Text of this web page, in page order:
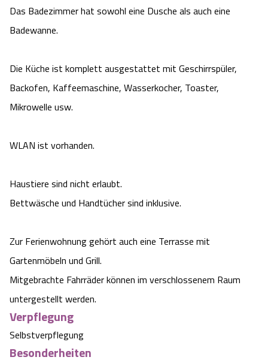
Ausflugsziele
Das Badezimmer hat sowohl eine Dusche als auch eine
Badewanne.
Die Küche ist komplett ausgestattet mit Geschirrspüler,
Backofen, Kaffeemaschine, Wasserkocher, Toaster,
Mikrowelle usw.
WLAN ist vorhanden.
Haustiere sind nicht erlaubt.
Bettwäsche und Handtücher sind inklusive.
Zur Ferienwohnung gehört auch eine Terrasse mit
Gartenmöbeln und Grill.
Mitgebrachte Fahrräder können im verschlossenem Raum
untergestellt werden.
Verpflegung
Selbstverpflegung
Besonderheiten